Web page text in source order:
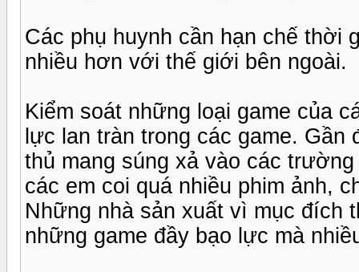
Các phụ huynh cần hạn chế thời
nhiều hơn với thế giới bên ngoài.
Kiểm soát những loại game của
lực lan tràn trong các game.
thủ mang súng xả vào các
các em coi quá nhiều phim ảnh,
Những nhà sản xuất vì mục đích
những game đầy bạo lực mà